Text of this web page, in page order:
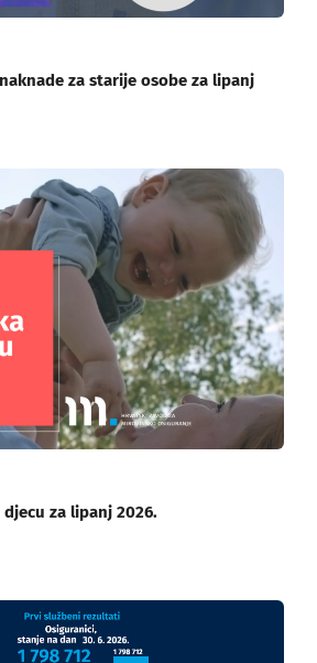
za starije osobe za lipanj
za lipanj 2026.